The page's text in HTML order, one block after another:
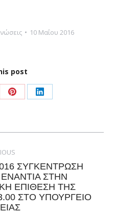
10 Μαΐου 2016
post
Share
Pinterest
Share
LinkedIn
Previous
ΣΥΓΚΕΝΤΡΩΣΗ
ΣΤΗΝ
ΕΠΙΘΕΣΗ ΤΗΣ
ΣΤΟ ΥΠΟΥΡΓΕΙΟ